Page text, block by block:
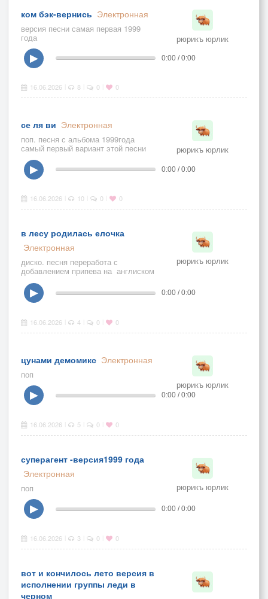
ком бэк-вернись Электронная
версия песни самая первая 1999
года рюрикъ юрлик
▶ 0:00 / 0:00
16.06.2026 8 0 0
се ля ви Электронная
поп. песня с альбома 1999года
самый первый вариант этой песни рюрикъ юрлик
▶ 0:00 / 0:00
16.06.2026 10 0 0
в лесу родилась елочка
Электронная
диско. песня переработа с
добавлением припева на англиском
рюрикъ юрлик
▶ 0:00 / 0:00
16.06.2026 4 0 0
цунами демомикс Электронная
поп
рюрикъ юрлик
▶ 0:00 / 0:00
16.06.2026 5 0 0
суперагент -версия1999 года
Электронная
поп рюрикъ юрлик
▶ 0:00 / 0:00
16.06.2026 3 0 0
вот и кончилось лето версия в
исполнении группы леди в
черном